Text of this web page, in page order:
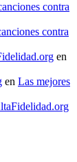
contra
contra
en
en Las mejores